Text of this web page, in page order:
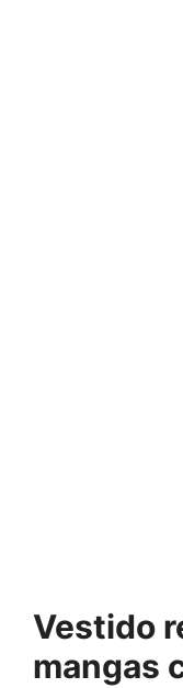
Vestido
mangas